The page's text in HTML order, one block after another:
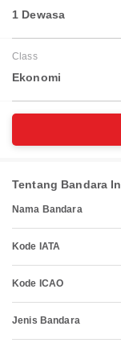
1 Dewasa
Class
Ekonomi
Tentang Bandara
Nama Bandara
Kode IATA
Kode ICAO
Jenis Bandara